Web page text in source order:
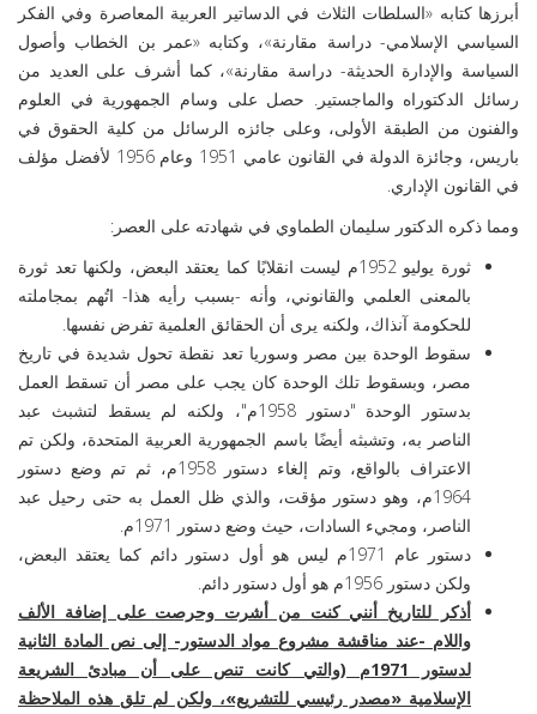
أبرزها كتابه «السلطات الثلاث في الدساتير العربية المعاصرة وفي الفكر
السياسي الإسلامي- دراسة مقارنة»، وكتابه «عمر بن الخطاب وأصول
السياسة والإدارة الحديثة- دراسة مقارنة»، كما أشرف على العديد من
رسائل الدكتوراه والماجستير. حصل على وسام الجمهورية في العلوم
والفنون من الطبقة الأولى، وعلى جائزه الرسائل من كلية الحقوق في
باريس، وجائزة الدولة في القانون عامي 1951 وعام 1956 لأفضل مؤلف
في القانون الإداري.
ومما ذكره الدكتور سليمان الطماوي في شهادته على العصر:
ثورة يوليو 1952م ليست انقلابًا كما يعتقد البعض، ولكنها تعد ثورة
بالمعنى العلمي والقانوني، وأنه -بسبب رأيه هذا- اتُهم بمجاملته
للحكومة آنذاك، ولكنه يرى أن الحقائق العلمية تفرض نفسها.
سقوط الوحدة بين مصر وسوريا تعد نقطة تحول شديدة في تاريخ
مصر، وبسقوط تلك الوحدة كان يجب على مصر أن تسقط العمل
بدستور الوحدة "دستور 1958م"، ولكنه لم يسقط لتشبث عبد
الناصر به، وتشبثه أيضًا باسم الجمهورية العربية المتحدة، ولكن تم
الاعتراف بالواقع، وتم إلغاء دستور 1958م، ثم تم وضع دستور
1964م، وهو دستور مؤقت، والذي ظل العمل به حتى رحيل عبد
الناصر، ومجيء السادات، حيث وضع دستور 1971م.
دستور عام 1971م ليس هو أول دستور دائم كما يعتقد البعض،
ولكن دستور 1956م هو أول دستور دائم.
أذكر للتاريخ أنني كنت من أشرت وحرصت على إضافة الألف
واللام -عند مناقشة مشروع مواد الدستور- إلى نص المادة الثانية
لدستور 1971م (والتي كانت تنص على أن مبادئ الشريعة
الإسلامية «مصدر رئيسي للتشريع»، ولكن لم تلق هذه الملاحظة